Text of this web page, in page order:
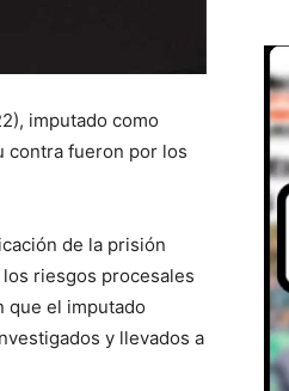
imputado como
contra fueron por los
de la prisión
riesgos procesales
que el imputado
y llevados a